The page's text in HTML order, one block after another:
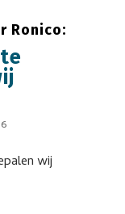
Ronico: